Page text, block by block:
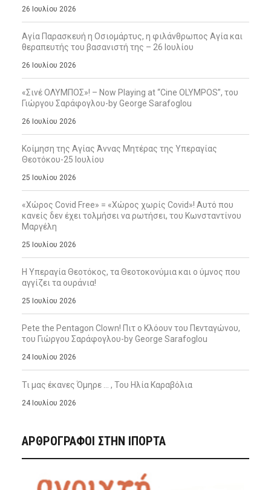
26 Ιουλίου 2026
Αγία Παρασκευή η Οσιομάρτυς, η φιλάνθρωπος Αγία και
θεραπευτής του βασανιστή της – 26 Ιουλίου
26 Ιουλίου 2026
«Σινέ ΟΛΥΜΠΟΣ»! – Now Playing at “Cine OLYMPOS”, του
Γιώργου Σαράφογλου-by George Sarafoglou
26 Ιουλίου 2026
Κοίμηση της Αγίας Άννας Μητέρας της Υπεραγίας
Θεοτόκου-25 Ιουλίου
25 Ιουλίου 2026
«Χώρος Covid Free» = «Χώρος χωρίς Covid»! Αυτό που
κανείς δεν έχει τολμήσει να ρωτήσει, του Κωνσταντίνου
Μαργέλη
25 Ιουλίου 2026
Η Υπεραγία Θεοτόκος, τα Θεοτοκονύμια και ο ύμνος που
αγγίζει τα ουράνια!
25 Ιουλίου 2026
Pete the Pentagon Clown! Πιτ ο Κλόουν του Πενταγώνου,
του Γιώργου Σαράφογλου-by George Sarafoglou
24 Ιουλίου 2026
Τι μας έκανες Όμηρε … , Του Ηλία Καραβόλια
24 Ιουλίου 2026
ΑΡΘΡΟΓΡΑΦΟΙ ΣΤΗΝ IΠΟΡΤΑ